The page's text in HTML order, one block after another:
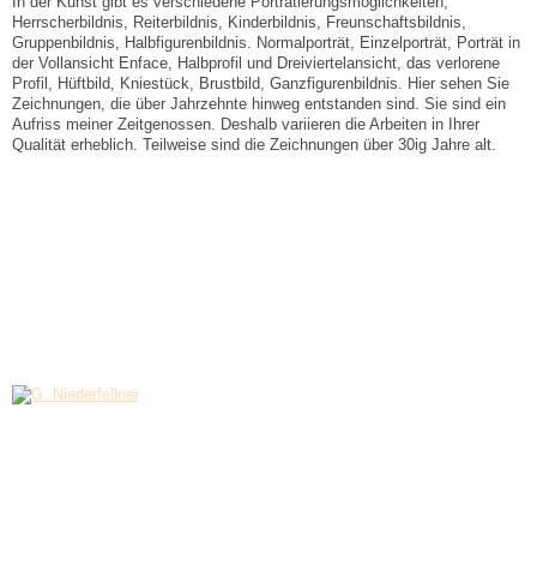
Herrscherbildnis, Reiterbildnis, Kinderbildnis, Freunschaftsbildnis,
Gruppenbildnis, Halbfigurenbildnis. Normalporträt, Einzelporträt, Porträt in
der Vollansicht Enface, Halbprofil und Dreiviertelansicht, das verlorene
Profil, Hüftbild, Kniestück, Brustbild, Ganzfigurenbildnis. Hier sehen Sie
Zeichnungen, die über Jahrzehnte hinweg entstanden sind. Sie sind ein
Aufriss meiner Zeitgenossen. Deshalb variieren die Arbeiten in Ihrer
Qualität erheblich. Teilweise sind die Zeichnungen über 30ig Jahre alt.